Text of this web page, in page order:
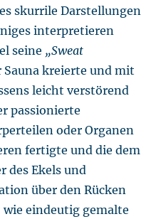
skurrile Darstellungen
interpretieren
seine „Sweat
Sauna kreierte und mit
leicht verstörend
passionierte
oder Organen
fertigte und die dem
des Ekels und
über den Rücken
wie eindeutig gemalte